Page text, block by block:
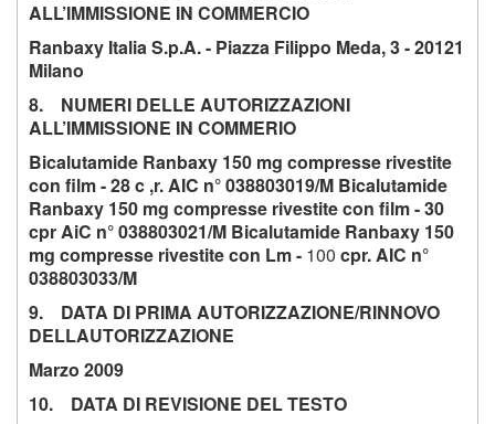
ALL’IMMISSIONE IN COMMERCIO
Ranbaxy Italia S.p.A. - Piazza Filippo Meda, 3 - 20121
Milano
8. NUMERI DELLE AUTORIZZAZIONI
ALL’IMMISSIONE IN COMMERIO
Bicalutamide Ranbaxy 150 mg compresse rivestite
con film - 28 c ,r. AIC n° 038803019/M Bicalutamide
Ranbaxy 150 mg compresse rivestite con film - 30
cpr AiC n° 038803021/M Bicalutamide Ranbaxy 150
mg compresse rivestite con Lm - 100 cpr. AIC n°
038803033/M
9. DATA DI PRIMA AUTORIZZAZIONE/RINNOVO
DELLAUTORIZZAZIONE
Marzo 2009
10. DATA DI REVISIONE DEL TESTO